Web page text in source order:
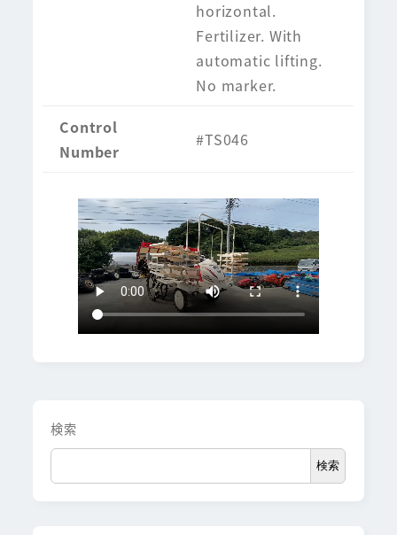
horizontal.
Fertilizer. With
automatic lifting.
No marker.
Control
Number
#TS046
検索
検索